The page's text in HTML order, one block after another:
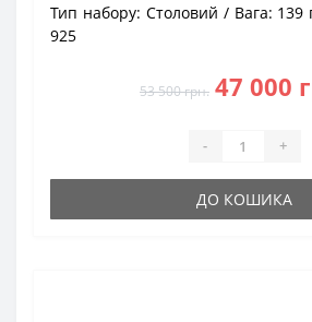
Тип набору: Столовий Вага: 139
925
53 500 грн. 47 000
- +
ДО КОШИКА